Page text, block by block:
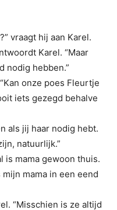
vraagt hij aan Karel.
Karel. “Maar
nodig hebben.”
onze poes Fleurtje
iets gezegd behalve
als jij haar nodig hebt.
natuurlijk.”
is mama gewoon thuis.
mijn mama in een eend
“Misschien is ze altijd